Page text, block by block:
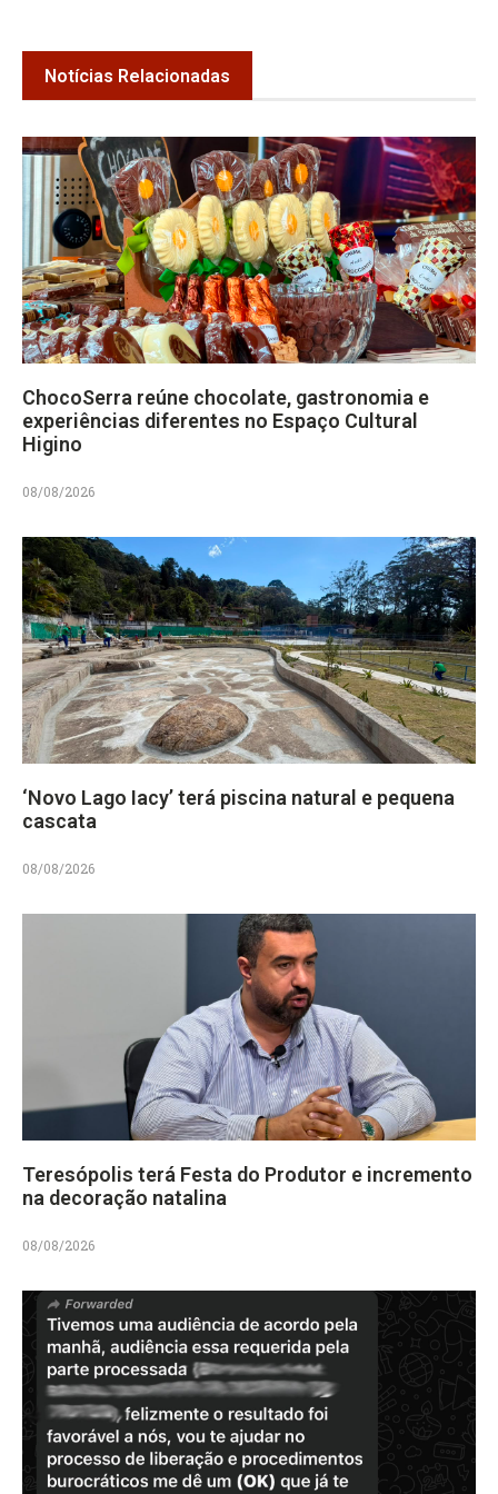
Notícias Relacionadas
ChocoSerra reúne chocolate, gastronomia e
experiências diferentes no Espaço Cultural
Higino
08/08/2026
‘Novo Lago Iacy’ terá piscina natural e pequena
cascata
08/08/2026
Teresópolis terá Festa do Produtor e incremento
na decoração natalina
08/08/2026